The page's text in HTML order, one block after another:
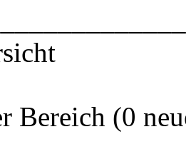
Bereich (0